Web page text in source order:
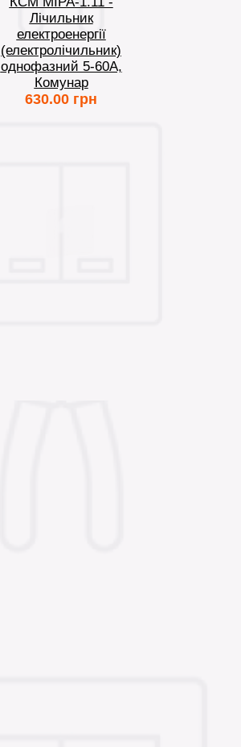
Лічильник
електроенергії
(електролічильник)
однофазний 5-60А,
Комунар
630.00 грн